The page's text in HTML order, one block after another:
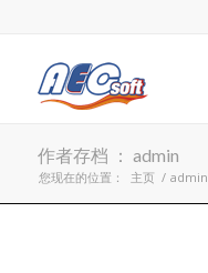
作者存档 ： admin
您现在的位置： 主页 / admin